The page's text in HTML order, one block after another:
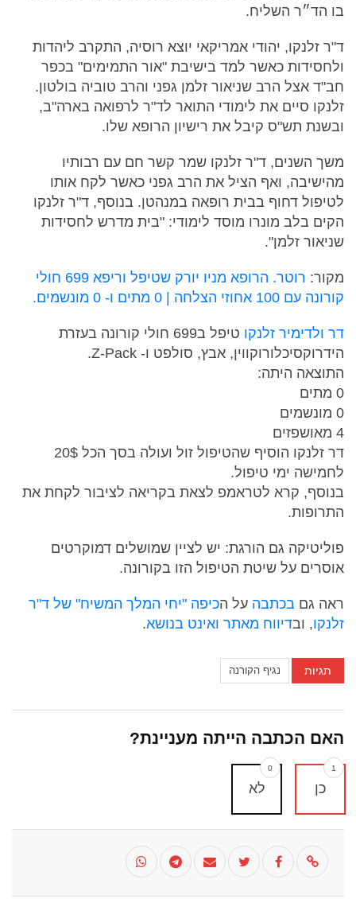
בו הד״ר השליח.
ד"ר זלנקו, יהודי אמריקאי יוצא רוסיה, התקרב ליהדות
ולחסידות כאשר למד בישיבת "אור התמימים" בכפר
חב"ד אצל הרב שניאור זלמן גפני והרב טוביה בולטון.
זלנקו סיים את לימודי התואר לד"ר לרפואה בארה"ב,
ובשנת תש"ס קיבל את רישיון הרופא שלו.
משך השנים, ד"ר זלנקו שמר קשר חם עם רבותיו
מהישיבה, ואף הציל את הרב גפני כאשר לקח אותו
לטיפול דחוף בבית רופאה במנהטן. בנוסף, ד"ר זלנקו
הקים בלב מונרו מוסד לימודי: "בית מדרש לחסידות
שניאור זלמן".
מקור: רוטר.
הרופא מניו יורק שטיפל וריפא 699 חולי
קורונה עם 100 אחוזי הצלחה | 0 מתים ו- 0 מונשמים.
דר ולדימיר זלנקו
טיפל ב699 חולי קורונה בעזרת
הידרוקסיכלורוקווין, אבץ, סולפט ו- Z-Pack.
התוצאה היתה:
0 מתים
0 מונשמים
4 מאושפזים
דר זלנקו הוסיף שהטיפול זול ועולה בסך הכל 20$
לחמישה ימי טיפול.
בנוסף, קרא לטראמפ לצאת בקריאה לציבור לקחת את
התרופות.
פוליטיקה גם הורגת: יש לציין שמושלים דמוקרטים
אוסרים על שיטת הטיפול הזו בקורונה.
ראה גם בכתבה על הכיפה "יחי המלך המשיח" של ד"ר
זלנקו, ובדיווח מאתר ואינט בנושא.
תגיות נגיף הקורנה
האם הכתבה הייתה מעניינת?
כן
1
לא
0